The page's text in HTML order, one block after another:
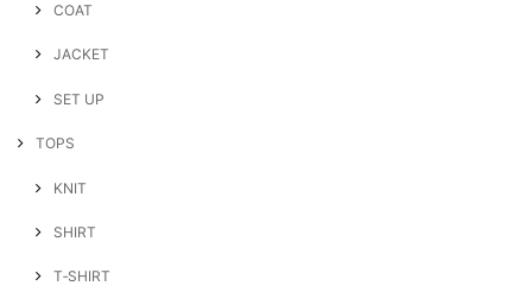
COAT
JACKET
SET UP
TOPS
KNIT
SHIRT
T‐SHIRT